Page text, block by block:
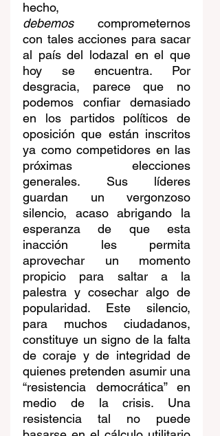
debemos comprometernos
con tales acciones para sacar
al país del lodazal en el que
hoy se encuentra. Por
desgracia, parece que no
podemos confiar demasiado
en los partidos políticos de
oposición que están inscritos
ya como competidores en las
próximas elecciones
generales. Sus líderes
guardan un vergonzoso
silencio, acaso abrigando la
esperanza de que esta
inacción les permita
aprovechar un momento
propicio para saltar a la
palestra y cosechar algo de
popularidad. Este silencio,
para muchos ciudadanos,
constituye un signo de la falta
de coraje y de integridad de
quienes pretenden asumir una
“resistencia democrática” en
medio de la crisis. Una
resistencia tal no puede